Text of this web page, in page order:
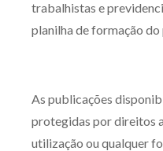
trabalhistas e
planilha de formação do
As publicações
protegidas por direitos
utilização ou qualquer